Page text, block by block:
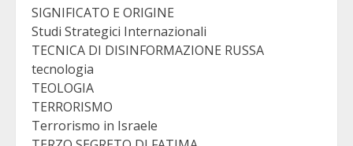
SIGNIFICATO E ORIGINE
Studi Strategici Internazionali
TECNICA DI DISINFORMAZIONE RUSSA
tecnologia
TEOLOGIA
TERRORISMO
Terrorismo in Israele